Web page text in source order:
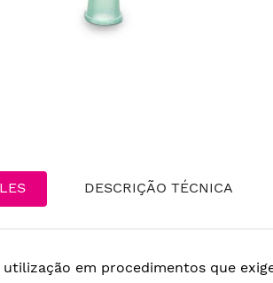
DESCRIÇÃO TÉCNICA
utilização em procedimentos que